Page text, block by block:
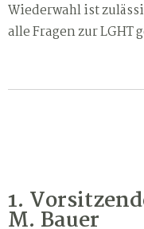
Wiederwahl ist
alle Fragen zur LGHT
1.
M. Bauer